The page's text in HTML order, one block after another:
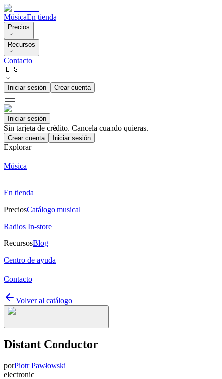
MúsicaEn tienda
Precios
Recursos
Contacto
🇪🇸
Iniciar sesión Crear cuenta
Iniciar sesión
Sin tarjeta de crédito. Cancela cuando quieras.
Crear cuenta Iniciar sesión
Explorar
Música
En tienda
PreciosCatálogo musical
Radios In-store
RecursosBlog
Centro de ayuda
Contacto
Volver al catálogo
Distant Conductor
porPiotr Pawłowski
electronic